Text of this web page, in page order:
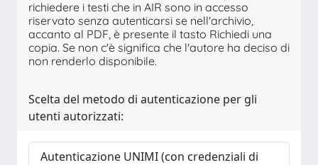
richiedere i testi che in AIR sono in accesso
riservato senza autenticarsi se nell'archivio,
accanto al PDF, è presente il tasto Richiedi una
copia. Se non c'è significa che l'autore ha deciso di
non renderlo disponibile.
Scelta del metodo di autenticazione per gli
utenti autorizzati:
Autenticazione UNIMI (con credenziali di